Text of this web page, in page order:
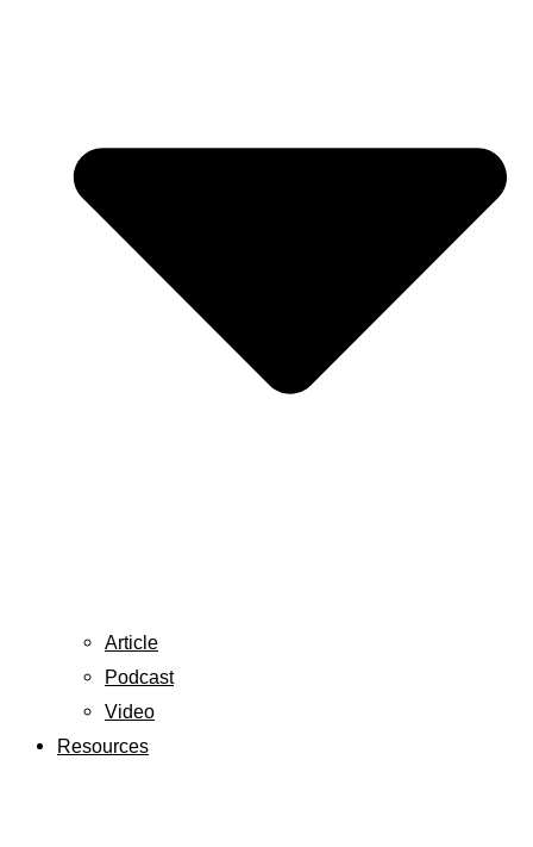
Article
Podcast
Video
Resources